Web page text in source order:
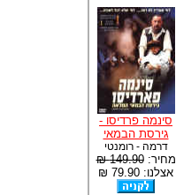
סינמה פרדיסו -
גירסת הבמאי
דרמה - רומנטי
מחיר:149.90 ₪
אצלנו: 79.90 ₪